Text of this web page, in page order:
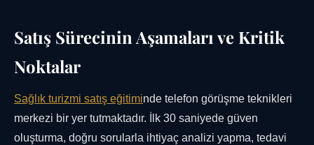
Satış Sürecinin Aşamaları ve Kritik
Noktalar
Sağlık turizmi satış eğitiminde telefon görüşme teknikleri
merkezi bir yer tutmaktadır. İlk 30 saniyede güven
oluşturma, doğru sorularla ihtiyaç analizi yapma, tedavi